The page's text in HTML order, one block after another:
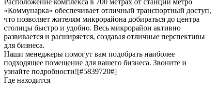
«Коммунарка» обеспечивает отличный транспортный доступ,
что позволяет жителям микрорайона добираться до центра
столицы быстро и удобно. Весь микрорайон активно
развивается и расширяется, создавая отличные перспективы
для бизнеса.
Наши менеджеры помогут вам подобрать наиболее
подходящее помещение для вашего бизнеса. Звоните и
узнайте подробности![#5839720#]
Где находится